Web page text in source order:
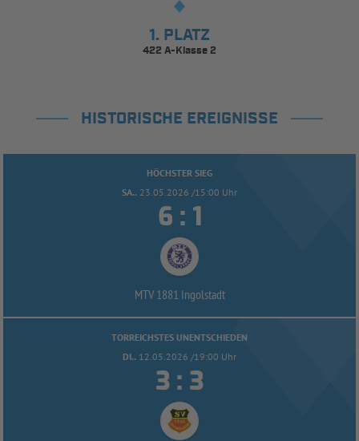
1. PLATZ
422 A-Klasse 2
HISTORISCHE EREIGNISSE
HÖCHSTER SIEG
SA.. 23.05.2026 /15:00 Uhr
 : 
MTV 1881 Ingolstadt
TORREICHSTES UNENTSCHIEDEN
DI.. 12.05.2026 /19:00 Uhr
 : 